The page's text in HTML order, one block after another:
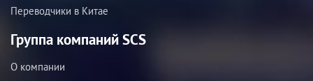
Переводчики в Китае
Группа компаний SCS
О компании